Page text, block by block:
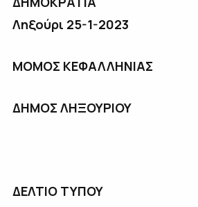
Ληξούρι 25-1-2023
ΜΟΜΟΣ ΚΕΦΑΛΛΗΝΙΑΣ
ΔΗΜΟΣ ΛΗΞΟΥΡΙΟΥ
ΔΕΛΤΙΟ ΤΥΠΟΥ